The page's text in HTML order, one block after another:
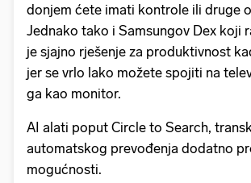
donjem ćete imati kontrole ili druge
Jednako tako i Samsungov Dex koji
je sjajno rješenje za produktivnost
jer se vrlo lako možete spojiti na
ga kao monitor.
AI alati poput Circle to Search,
automatskog prevođenja dodatno
mogućnosti.